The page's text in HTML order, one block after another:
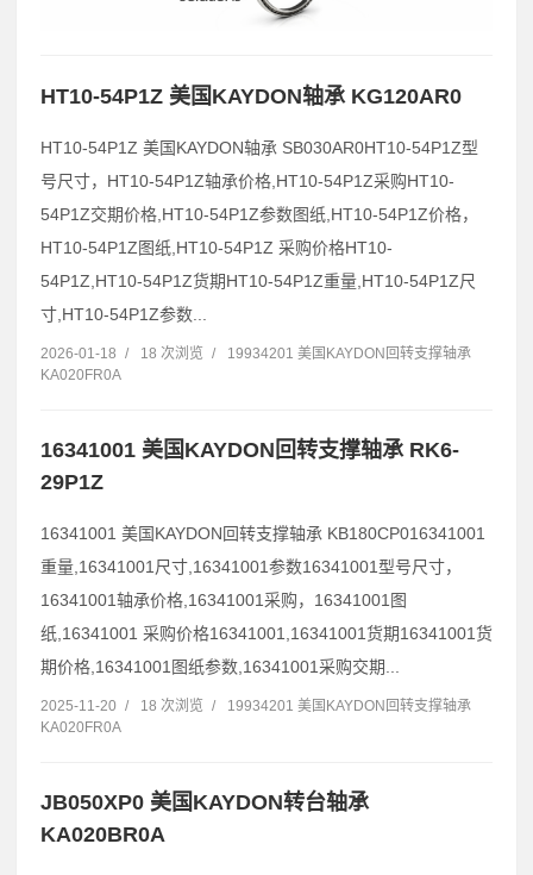
HT10-54P1Z 美国KAYDON轴承 KG120AR0
HT10-54P1Z 美国KAYDON轴承 SB030AR0HT10-54P1Z型
号尺寸，HT10-54P1Z轴承价格,HT10-54P1Z采购HT10-
54P1Z交期价格,HT10-54P1Z参数图纸,HT10-54P1Z价格，
HT10-54P1Z图纸,HT10-54P1Z 采购价格HT10-
54P1Z,HT10-54P1Z货期HT10-54P1Z重量,HT10-54P1Z尺
寸,HT10-54P1Z参数...
2026-01-18 / 18 次浏览 /
19934201 美国KAYDON回转支撑轴承
KA020FR0A
16341001 美国KAYDON回转支撑轴承 RK6-
29P1Z
16341001 美国KAYDON回转支撑轴承 KB180CP016341001
重量,16341001尺寸,16341001参数16341001型号尺寸，
16341001轴承价格,16341001采购，16341001图
纸,16341001 采购价格16341001,16341001货期16341001货
期价格,16341001图纸参数,16341001采购交期...
2025-11-20 / 18 次浏览 /
19934201 美国KAYDON回转支撑轴承
KA020FR0A
JB050XP0 美国KAYDON转台轴承
KA020BR0A